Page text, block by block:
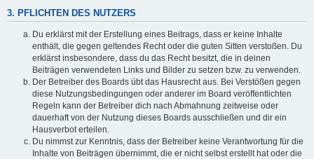
3. PFLICHTEN DES NUTZERS
Du erklärst mit der Erstellung eines Beitrags, dass er keine Inhalte
enthält, die gegen geltendes Recht oder die guten Sitten verstoßen. Du
erklärst insbesondere, dass du das Recht besitzt, die in deinen
Beiträgen verwendeten Links und Bilder zu setzen bzw. zu verwenden.
Der Betreiber des Boards übt das Hausrecht aus. Bei Verstößen gegen
diese Nutzungsbedingungen oder anderer im Board veröffentlichten
Regeln kann der Betreiber dich nach Abmahnung zeitweise oder
dauerhaft von der Nutzung dieses Boards ausschließen und dir ein
Hausverbot erteilen.
Du nimmst zur Kenntnis, dass der Betreiber keine Verantwortung für die
Inhalte von Beiträgen übernimmt, die er nicht selbst erstellt hat oder die